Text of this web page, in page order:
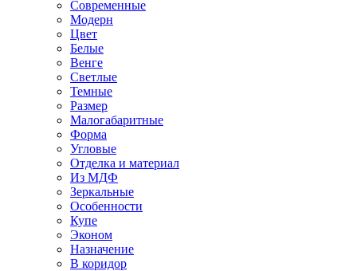
Современные
Модерн
Цвет
Белые
Венге
Светлые
Темные
Размер
Малогабаритные
Форма
Угловые
Отделка и материал
Из МДФ
Зеркальные
Особенности
Купе
Эконом
Назначение
В коридор